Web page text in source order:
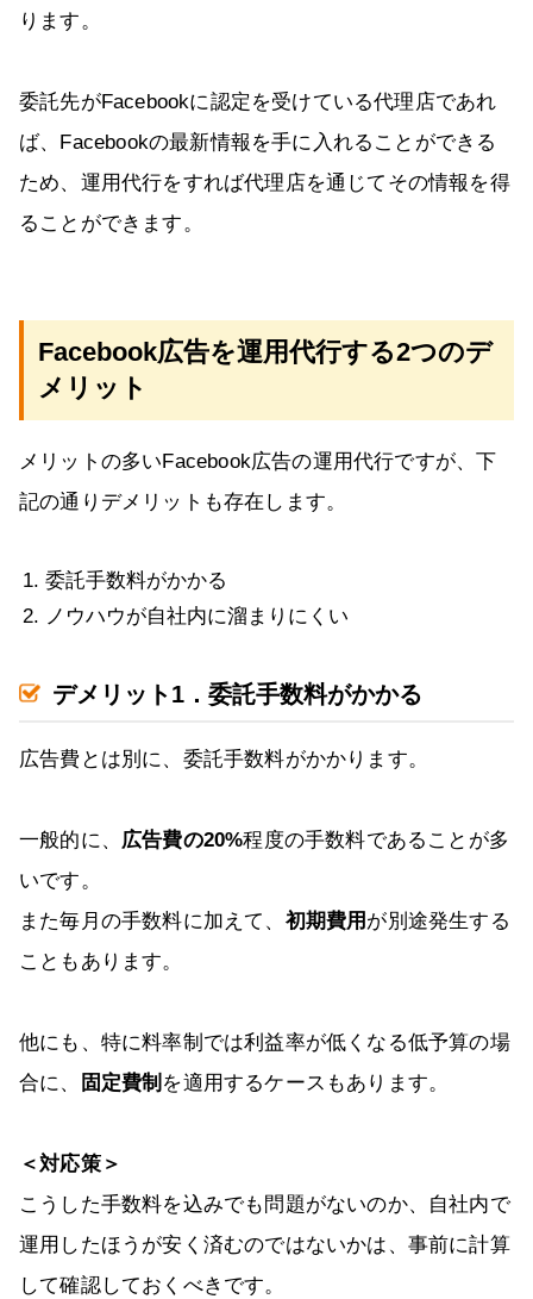
ります。
委託先がFacebookに認定を受けている代理店であれ
ば、Facebookの最新情報を手に入れることができる
ため、運用代行をすれば代理店を通じてその情報を得
ることができます。
Facebook広告を運用代行する2つのデ
メリット
メリットの多いFacebook広告の運用代行ですが、下
記の通りデメリットも存在します。
委託手数料がかかる
ノウハウが自社内に溜まりにくい
デメリット1．委託手数料がかかる
広告費とは別に、委託手数料がかかります。
一般的に、 広告費の20%程度の手数料であることが多
いです。
また毎月の手数料に加えて、 初期費用 が別途発生する
こともあります。
他にも、特に料率制では利益率が低くなる低予算の場
合に、
固定費制 を適用するケースもあります。
＜対応策＞
こうした手数料を込みでも問題がないのか、自社内で
運用したほうが安く済むのではないかは、事前に計算
して確認しておくべきです。